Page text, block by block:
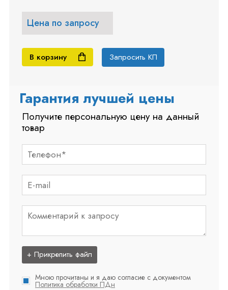
Цена по запросу
В корзину Запросить КП
Гарантия лучшей цены
Получите персональную цену на данный
товар
+ Прикрепить файл
Мною прочитаны и я даю согласие с документом
Политика обработки ПДн